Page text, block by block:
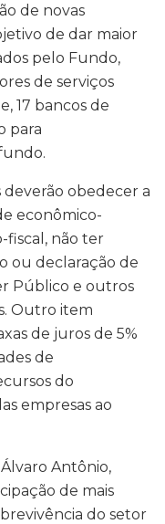
de novas
de dar maior
pelo Fundo,
de serviços
17 bancos de
para
deverão obedecer a
econômico-
fiscal, não ter
ou declaração de
Público e outros
Outro item
de juros de 5%
de
do
empresas ao
Antônio,
de mais
do setor